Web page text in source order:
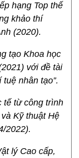
hạng Top thế
khảo thí
(2020).
tạo Khoa học
với đề tài
nhân tạo”.
tế từ công trình
Kỹ thuật Hệ
2022).
lý Cao cấp,